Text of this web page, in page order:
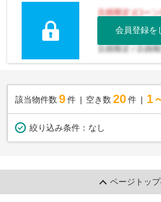
会員登録を
該当物件数 9件 空き数 20 件 1
絞り込み条件： なし
ページトッ